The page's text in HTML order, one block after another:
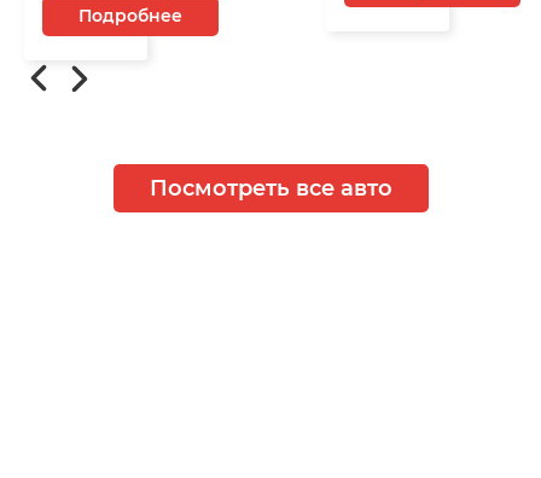
Подробнее
Посмотреть все авто